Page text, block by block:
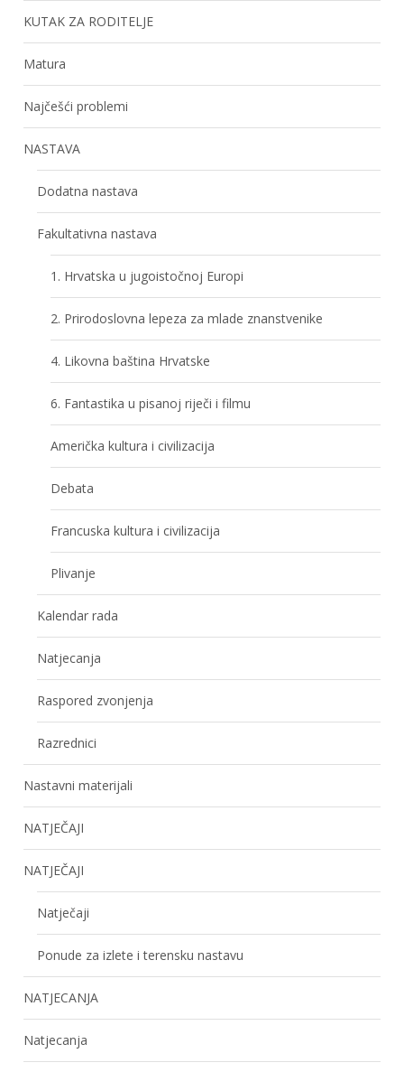
KUTAK ZA RODITELJE
Matura
Najčešći problemi
NASTAVA
Dodatna nastava
Fakultativna nastava
1. Hrvatska u jugoistočnoj Europi
2. Prirodoslovna lepeza za mlade znanstvenike
4. Likovna baština Hrvatske
6. Fantastika u pisanoj riječi i filmu
Američka kultura i civilizacija
Debata
Francuska kultura i civilizacija
Plivanje
Kalendar rada
Natjecanja
Raspored zvonjenja
Razrednici
Nastavni materijali
NATJEČAJI
NATJEČAJI
Natječaji
Ponude za izlete i terensku nastavu
NATJECANJA
Natjecanja